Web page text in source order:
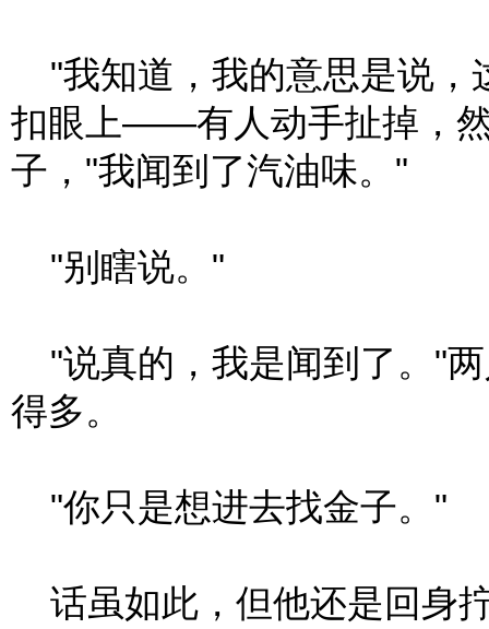
"我知道，我的意思是说，
扣眼上——有人动手扯掉，
子，"我闻到了汽油味。"
"别瞎说。"
"说真的，我是闻到了。"
得多。
"你只是想进去找金子。"
话虽如此，但他还是回身